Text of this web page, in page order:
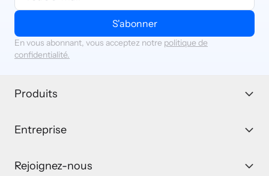
S'abonner
En vous abonnant, vous acceptez notre politique de
confidentialité.
Produits
Entreprise
Rejoignez-nous